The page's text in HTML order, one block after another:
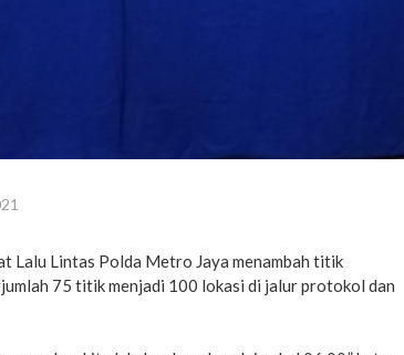
Lalu Lintas Polda Metro Jaya menambah titik
75 titik menjadi 100 lokasi di jalur protokol dan